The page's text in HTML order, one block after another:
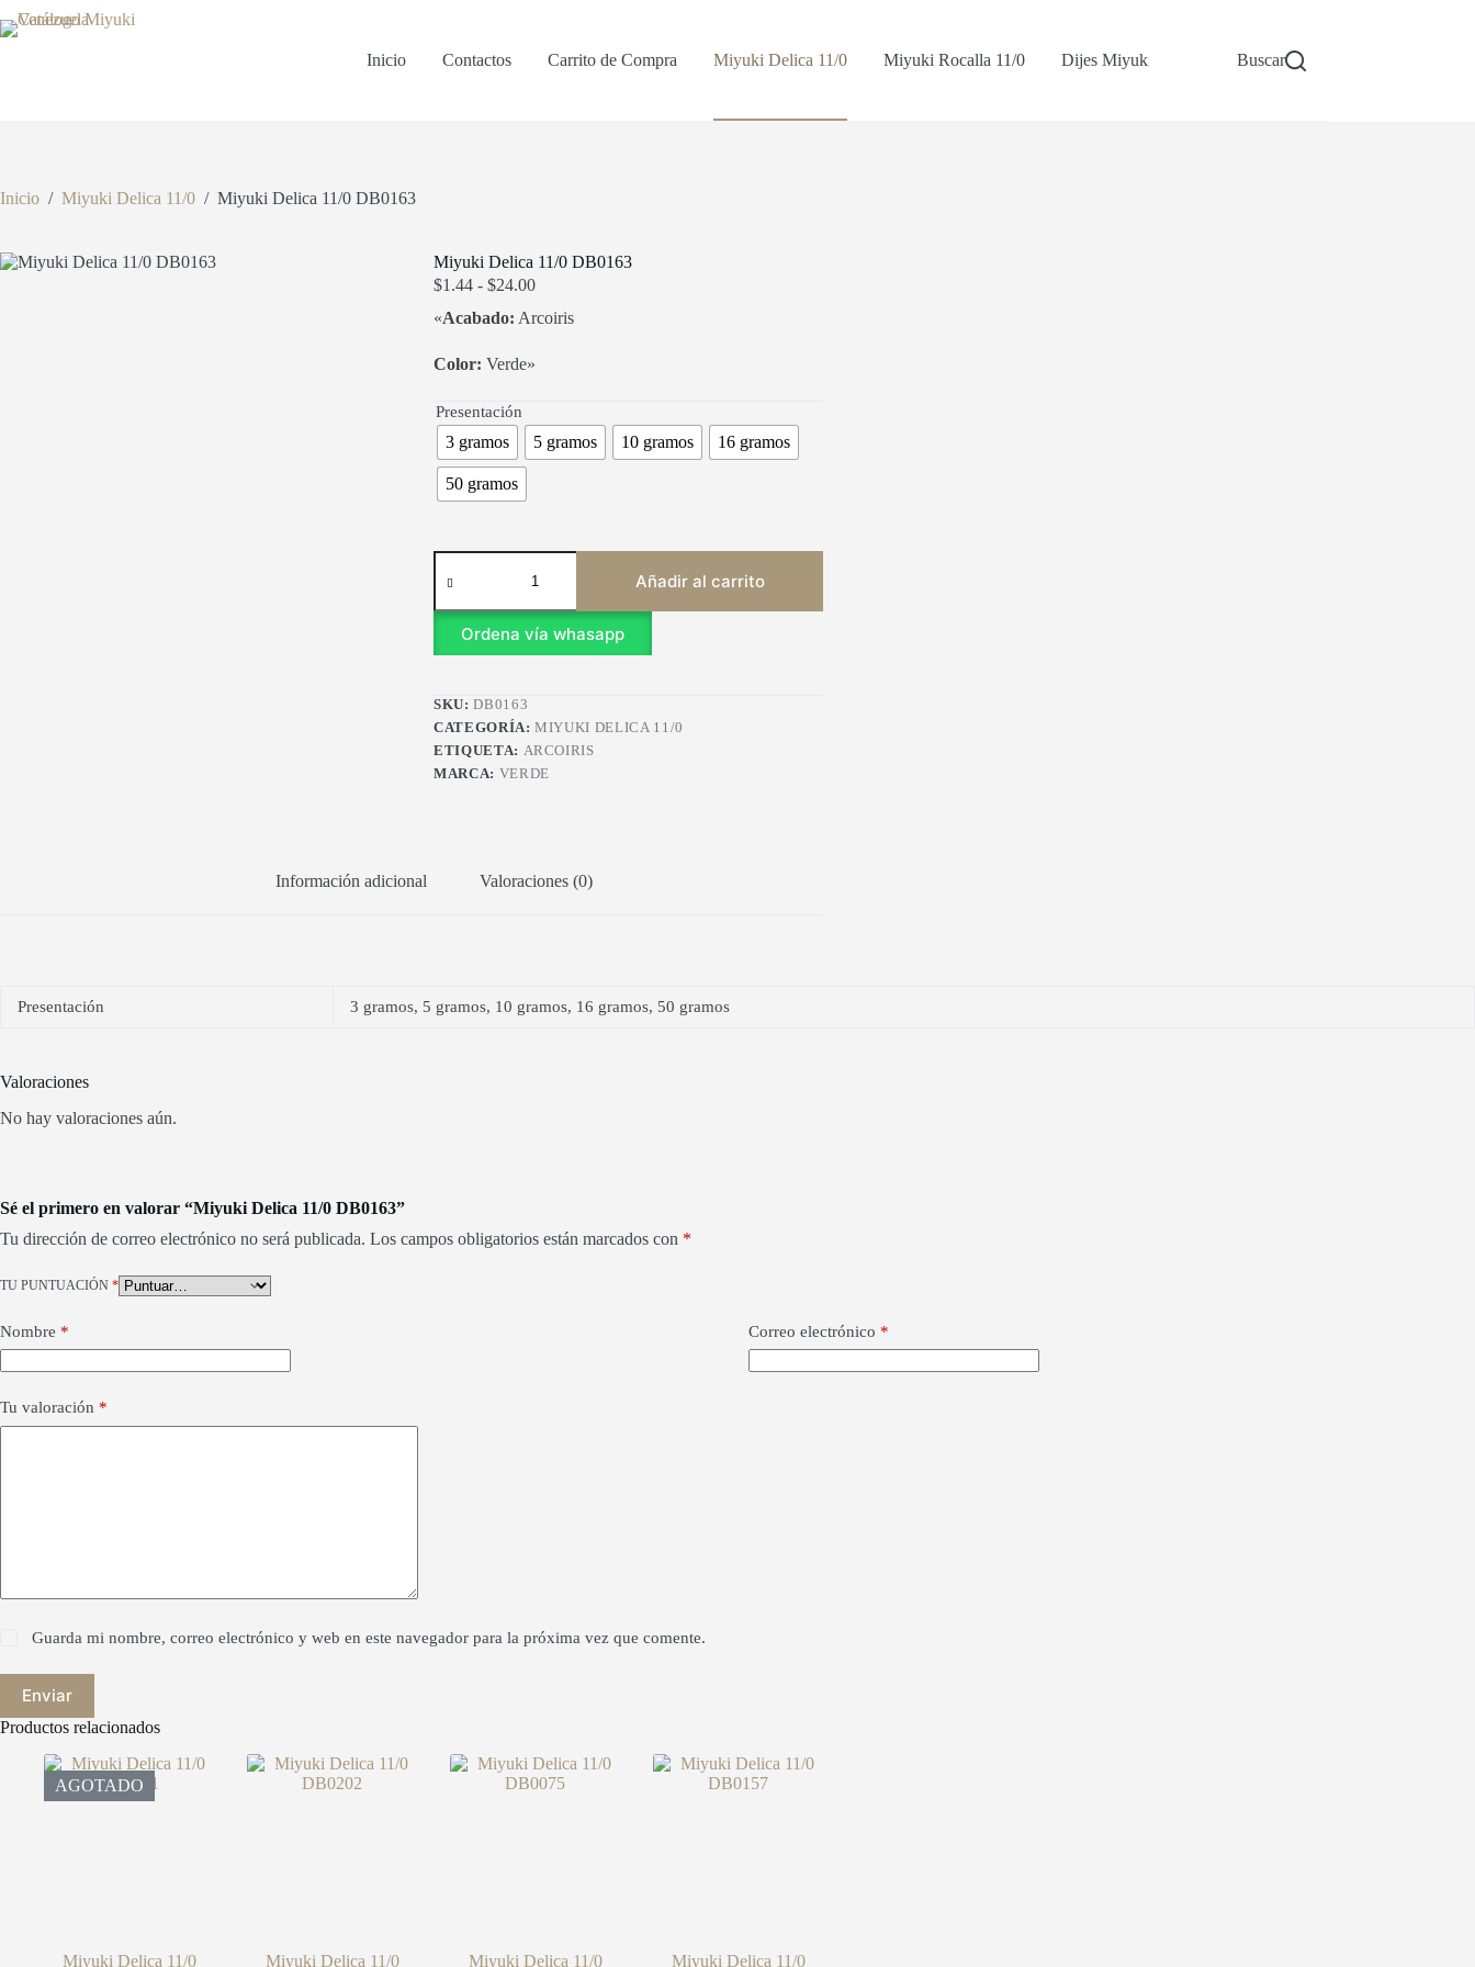
al
Inicio Contactos Carrito de Compra Miyuki Delica 11/0 Miyuki Rocalla 11/0 Dijes Miyuki Buscar
Inicio / Miyuki Delica 11/0 / Miyuki Delica 11/0 DB0163
Miyuki Delica 11/0 DB0163
$1.44 - $24.00Rango
precios:
«Acabado: Arcoiris
Color: Verde»
Presentación
3 gramos 5 gramos 10 gramos 16 gramos
50 gramos
Miyuki
Delica
DB0163
cantidad
Añadir al carrito
Ordena vía whasapp
SKU:DB0163
CATEGORÍA:MIYUKI DELICA 11/0
ETIQUETA: ARCOIRIS
MARCA: VERDE
Información adicional Valoraciones (0)
Presentación 3 gramos, 5 gramos, 10 gramos, 16 gramos, 50 gramos
Valoraciones
No hay valoraciones aún.
Sé el primero en valorar “Miyuki Delica 11/0 DB0163”
Tu dirección de correo electrónico no será publicada. Los campos obligatorios están marcados con *
TU PUNTUACIÓN *
Nombre * Correo electrónico *
Tu valoración *
Guarda mi nombre, correo electrónico y web en este navegador para la próxima vez que comente.
Enviar
Productos relacionados
AGOTADO
Miyuki Delica 11/0 Miyuki Delica 11/0 Miyuki Delica 11/0 Miyuki Delica 11/0